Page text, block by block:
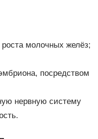
молочных желёз;
посредством
нервную систему